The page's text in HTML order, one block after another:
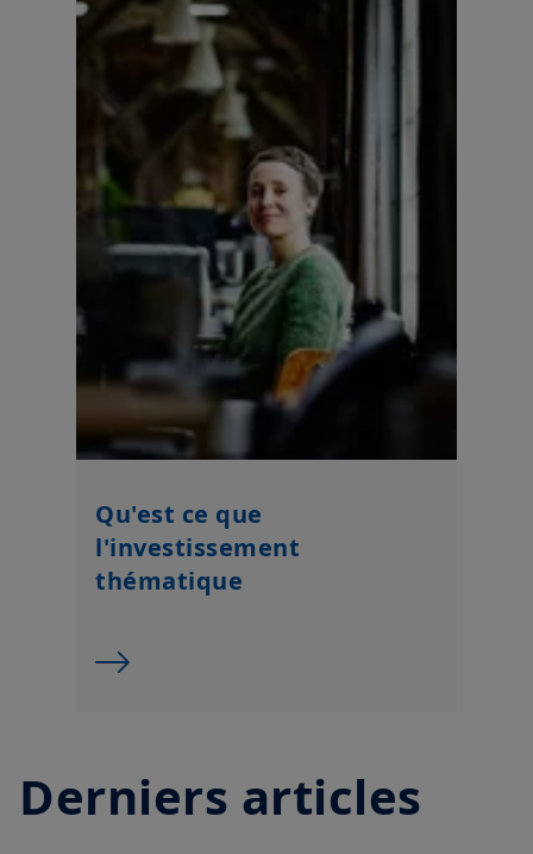
Qu'est ce que
l'investissement
thématique
Derniers articles